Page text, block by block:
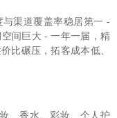
渠道覆盖率稳居第一 -
间巨大 - 一年一届，精
比碾压，拓客成本低、
、香水、彩妆、个人护